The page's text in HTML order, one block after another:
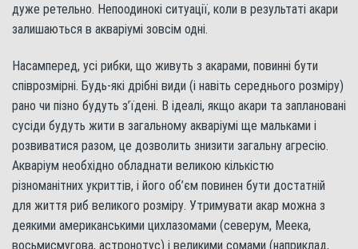
дуже ретельно. Непоодинокі ситуації, коли в результаті акари
залишаються в акваріумі зовсім одні.
Насамперед, усі рибки, що живуть з акарами, повинні бути
співрозмірні. Будь-які дрібні види (і навіть середнього розміру)
рано чи пізно будуть з’їдені. В ідеалі, якщо акари та заплановані
сусіди будуть жити в загальному акваріумі ще мальками і
розвиватися разом, це дозволить знизити загальну агресію.
Акваріум необхідно обладнати великою кількістю
різноманітних укриттів, і його об’єм повинен бути достатній
для життя риб великого розміру. Утримувати акар можна з
деякими американськими цихлазомами (северум, Меека,
восьмисмугова, астронотус) і великими сомами (наприклад,